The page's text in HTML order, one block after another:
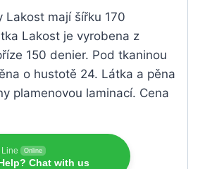
Lakost mají šířku 170
Lakost je vyrobena z
150 denier. Pod tkaninou
o hustotě 24. Látka a pěna
plamenovou laminací. Cena
Online
Chat with us